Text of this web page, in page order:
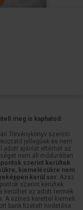
ig
a cikkre
meg is kaphatod.
Törvénykönyv szerinti
jellegűek és nem
adott ajánlat eltérhet az
nem áll módunkban
szerint kerültek
kiemelésükre nem
kerül sor. Azaz
szerint kerültek
kerülhet az adott termék
A színes kerettel kiemelt
bank fizetett hirdetése.